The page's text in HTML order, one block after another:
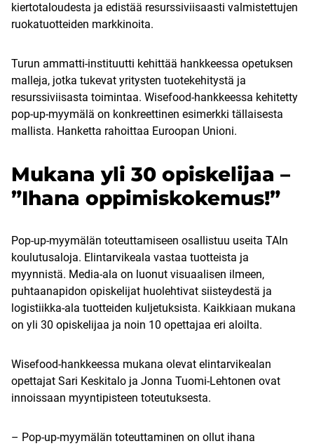
kiertotaloudesta ja edistää resurssiviisaasti valmistettujen
ruokatuotteiden markkinoita.
Turun ammatti-instituutti kehittää hankkeessa opetuksen
malleja, jotka tukevat yritysten tuotekehitystä ja
resurssiviisasta toimintaa. Wisefood-hankkeessa kehitetty
pop-up-myymälä on konkreettinen esimerkki tällaisesta
mallista. Hanketta rahoittaa Euroopan Unioni.
Mukana yli 30 opiskelijaa –
”Ihana oppimiskokemus!”
Pop-up-myymälän toteuttamiseen osallistuu useita TAIn
koulutusaloja. Elintarvikeala vastaa tuotteista ja
myynnistä. Media-ala on luonut visuaalisen ilmeen,
puhtaanapidon opiskelijat huolehtivat siisteydestä ja
logistiikka-ala tuotteiden kuljetuksista. Kaikkiaan mukana
on yli 30 opiskelijaa ja noin 10 opettajaa eri aloilta.
Wisefood-hankkeessa mukana olevat elintarvikealan
opettajat Sari Keskitalo ja Jonna Tuomi-Lehtonen ovat
innoissaan myyntipisteen toteutuksesta.
– Pop-up-myymälän toteuttaminen on ollut ihana